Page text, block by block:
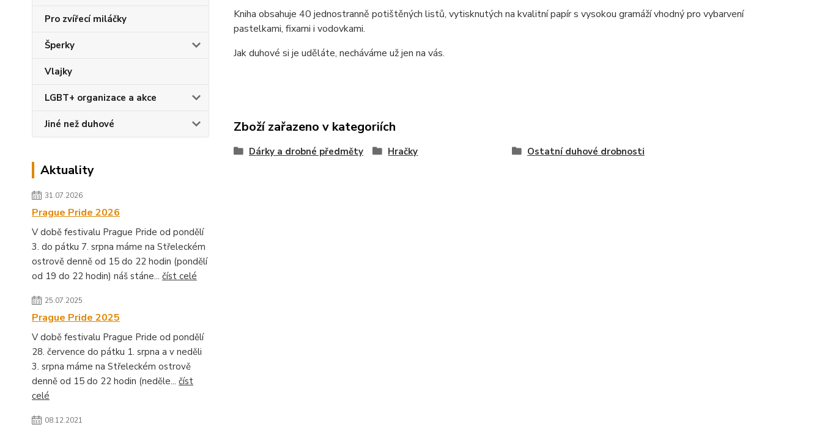
Pro zvířecí miláčky
Šperky
Vlajky
LGBT+ organizace a akce
Jiné než duhové
Aktuality
31.07.2026
Prague Pride 2026
V době festivalu Prague Pride od pondělí
3. do pátku 7. srpna máme na Střeleckém
ostrově denně od 15 do 22 hodin (pondělí
od 19 do 22 hodin) náš stáne... číst celé
25.07.2025
Prague Pride 2025
V době festivalu Prague Pride od pondělí
28. července do pátku 1. srpna a v neděli
3. srpna máme na Střeleckém ostrově
denně od 15 do 22 hodin (neděle... číst
celé
08.12.2021
Kniha obsahuje 40 jednostranně potištěných listů, vytisknutých na kvalitní papír s vysokou gramáží vhodný pro vybarvení
pastelkami, fixami i vodovkami.
Jak duhové si je uděláte, necháváme už jen na vás.
Zboží zařazeno v kategoriích
Dárky a drobné předměty Hračky Ostatní duhové drobnosti